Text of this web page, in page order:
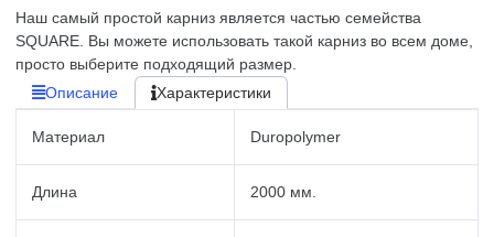
Наш самый простой карниз является частью семейства
SQUARE. Вы можете использовать такой карниз во всем доме,
просто выберите подходящий размер.
Описание
Характеристики
Материал Duropolymer
Длина 2000 мм.